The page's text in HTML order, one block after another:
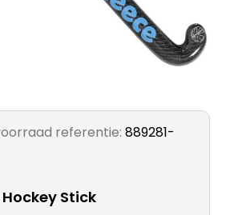
referentie: 889281-
Stick